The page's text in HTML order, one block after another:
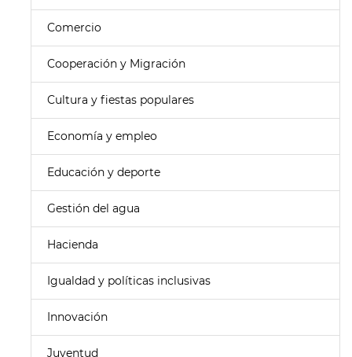
Comercio
Cooperación y Migración
Cultura y fiestas populares
Economía y empleo
Educación y deporte
Gestión del agua
Hacienda
Igualdad y políticas inclusivas
Innovación
Juventud